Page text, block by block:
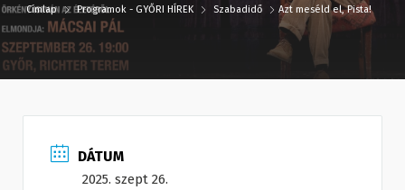
Címlap Programok - GYŐRI HÍREK Szabadidő Azt meséld el, Pista!
DÁTUM
2025. szept 26.